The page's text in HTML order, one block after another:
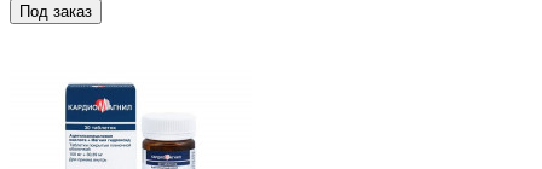
Под заказ